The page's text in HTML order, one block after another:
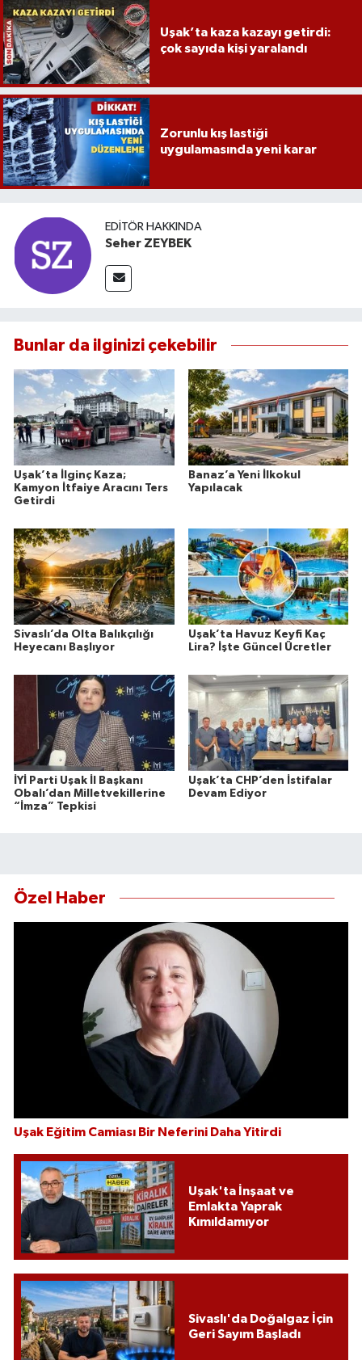
Uşak’ta kaza kazayı getirdi:
çok sayıda kişi yaralandı
Zorunlu kış lastiği
uygulamasında yeni karar
EDITÖR HAKKINDA
Seher ZEYBEK
Bunlar da ilginizi çekebilir
Uşak’ta İlginç Kaza;
Kamyon İtfaiye Aracını Ters
Getirdi
Banaz’a Yeni İlkokul
Yapılacak
Sivaslı’da Olta Balıkçılığı
Heyecanı Başlıyor
Uşak’ta Havuz Keyfi Kaç
Lira? İşte Güncel Ücretler
İYİ Parti Uşak İl Başkanı
Obalı’dan Milletvekillerine
“İmza” Tepkisi
Uşak’ta CHP’den İstifalar
Devam Ediyor
Özel Haber
Uşak Eğitim Camiası Bir Neferini Daha Yitirdi
Uşak'ta İnşaat ve
Emlakta Yaprak
Kımıldamıyor
Sivaslı'da Doğalgaz İçin
Geri Sayım Başladı